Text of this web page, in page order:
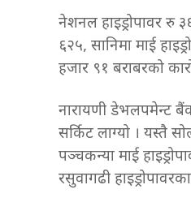
नेशनल हाइड्रोपावर रु
६२५, सानिमा माई
हजार ९१ बराबरको
नारायणी डेभलपमेन्ट
सर्किट लाग्यो । यस्तै
पञ्चकन्या माई
रसुवागढी